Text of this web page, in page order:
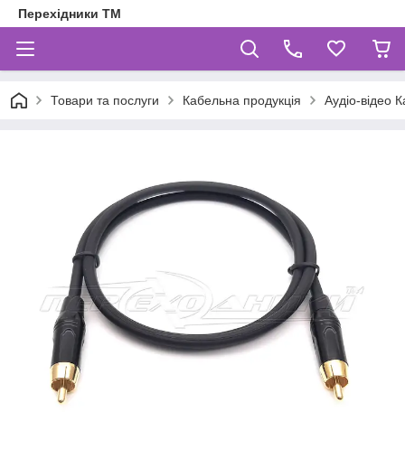
Перехідники ТМ
Товари та послуги Кабельна продукція Аудіо-відео